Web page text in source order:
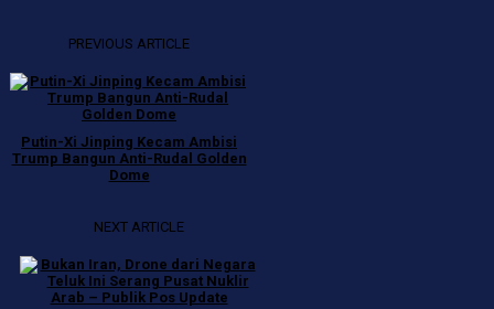
PREVIOUS ARTICLE
Putin-Xi Jinping Kecam Ambisi
Trump Bangun Anti-Rudal Golden
Dome
NEXT ARTICLE